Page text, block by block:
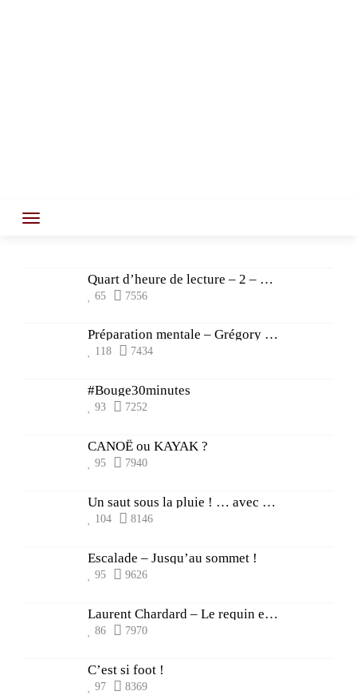
Quart d’heure de lecture – 2 – Parcours
65 7556
Préparation mentale – Grégory Mallet
118 7434
#Bouge30minutes
93 7252
CANOË ou KAYAK ?
95 7940
Un saut sous la pluie ! … avec MJ Bonnin
104 8146
Escalade – Jusqu’au sommet !
95 9626
Laurent Chardard – Le requin et le papillon
86 7970
C’est si foot !
97 8369